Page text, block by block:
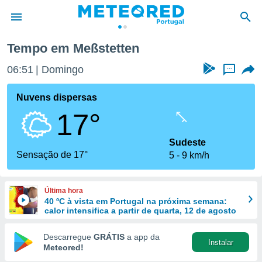
da
foi
fornecidas
a este
das
e
forma
digital
Tempo em Meßstetten
06:51 Domingo ...
Nuvens dispersas
17°
Sensação de 17°
Sudeste
5
9 km/h
Última hora
40 ºC à vista em Portugal na próxima semana:
calor intensifica a partir de quarta, 12 de agosto
Descarregue GRÁTIS a app da
Meteored!
Instalar